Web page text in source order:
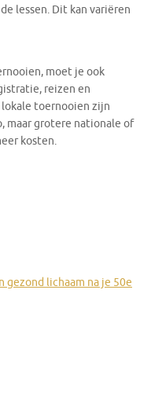
lessen. Dit kan variëren
moet je ook
reizen en
toernooien zijn
maar grotere nationale of
kosten.
gezond lichaam na je 50e